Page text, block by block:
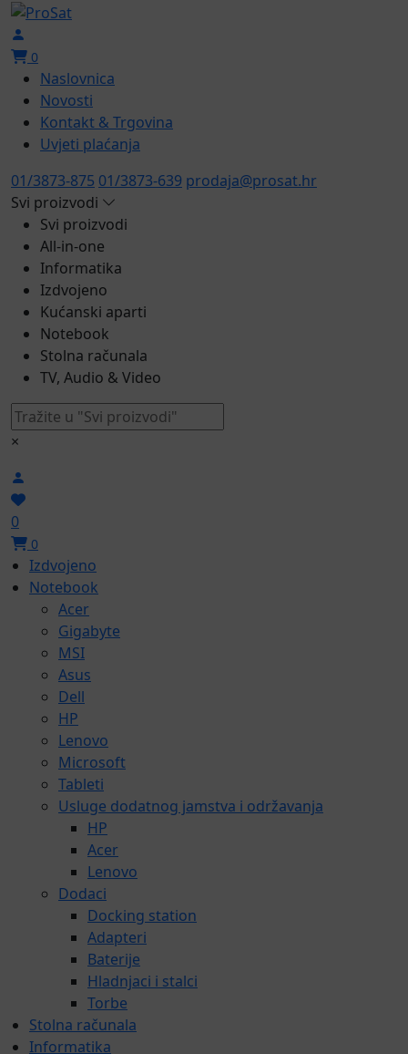
0
Naslovnica
Novosti
Kontakt & Trgovina
Uvjeti plaćanja
01/3873-875 01/3873-639 prodaja@prosat.hr
Svi proizvodi
Svi proizvodi
All-in-one
Informatika
Izdvojeno
Kućanski aparti
Notebook
Stolna računala
TV, Audio & Video
×
0
0
Izdvojeno
Notebook
Acer
Gigabyte
MSI
Asus
Dell
HP
Lenovo
Microsoft
Tableti
Usluge dodatnog jamstva i održavanja
HP
Acer
Lenovo
Dodaci
Docking station
Adapteri
Baterije
Hladnjaci i stalci
Torbe
Stolna računala
Informatika